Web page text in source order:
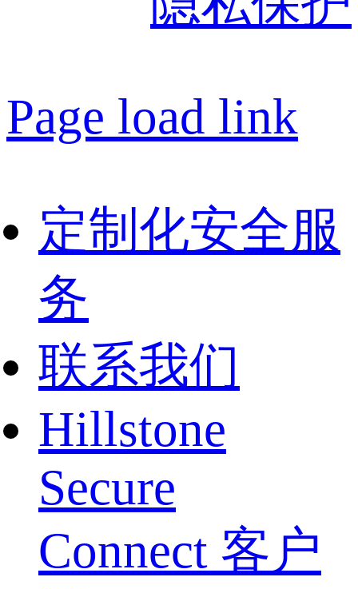
Page load link
定制化安全服
务
联系我们
Hillstone
Secure
Connect 客户